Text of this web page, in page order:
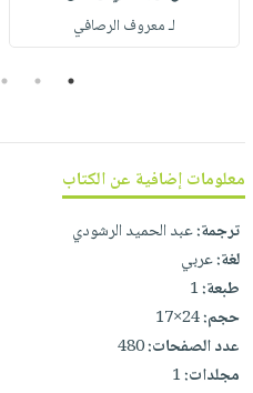
صابون
أطفال
فيديوهات
أسئلة
خدمات
نيل
وفرات
انشر
كتابك
تواصل
معنا
الإصدارات
لـ معروف الرصافي
1
2
3
معلومات إضافية عن الكتاب
ترجمة:عبد الحميد الرشودي
لغة:عربي
طبعة:1
حجم:24×17
عدد الصفحات:480
مجلدات:1